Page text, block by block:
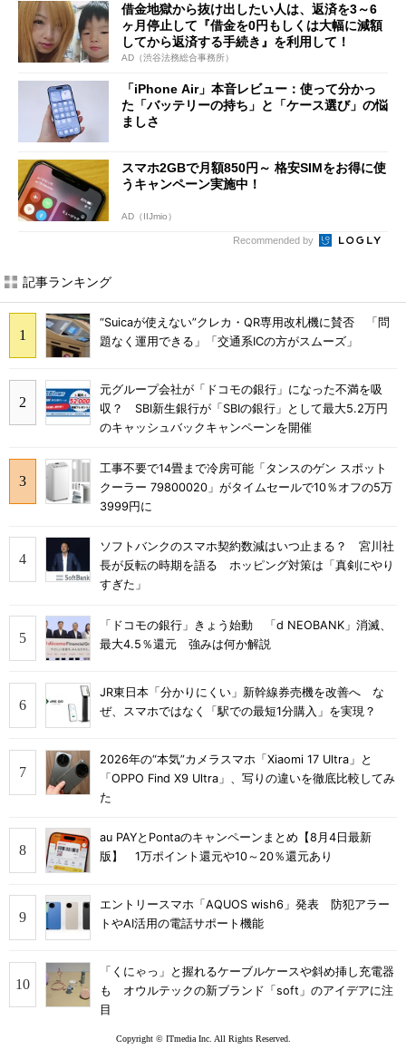
借金地獄から抜け出したい人は、返済を3～6
ヶ月停止して『借金を0円もしくは大幅に減額
してから返済する手続き』を利用して！
AD（渋谷法務総合事務所）
「iPhone Air」本音レビュー：使って分かっ
た「バッテリーの持ち」と「ケース選び」の悩
ましさ
スマホ2GBで月額850円～ 格安SIMをお得に使
うキャンペーン実施中！
AD（IIJmio）
Recommended by
記事ランキング
“Suicaが使えない”クレカ・QR専用改札機に賛否 「問
題なく運用できる」「交通系ICの方がスムーズ」
元グループ会社が「ドコモの銀行」になった不満を吸
収？ SBI新生銀行が「SBIの銀行」として最大5.2万円
のキャッシュバックキャンペーンを開催
工事不要で14畳まで冷房可能「タンスのゲン スポット
クーラー 79800020」がタイムセールで10％オフの5万
3999円に
ソフトバンクのスマホ契約数減はいつ止まる？ 宮川社
長が反転の時期を語る ホッピング対策は「真剣にやり
すぎた」
「ドコモの銀行」きょう始動 「d NEOBANK」消滅、
最大4.5％還元 強みは何か解説
JR東日本「分かりにくい」新幹線券売機を改善へ な
ぜ、スマホではなく「駅での最短1分購入」を実現？
2026年の“本気”カメラスマホ「Xiaomi 17 Ultra」と
「OPPO Find X9 Ultra」、写りの違いを徹底比較してみ
た
au PAYとPontaのキャンペーンまとめ【8月4日最新
版】 1万ポイント還元や10～20％還元あり
エントリースマホ「AQUOS wish6」発表 防犯アラー
トやAI活用の電話サポート機能
「くにゃっ」と握れるケーブルケースや斜め挿し充電器
も オウルテックの新ブランド「soft」のアイデアに注
目
Copyright © ITmedia Inc. All Rights Reserved.